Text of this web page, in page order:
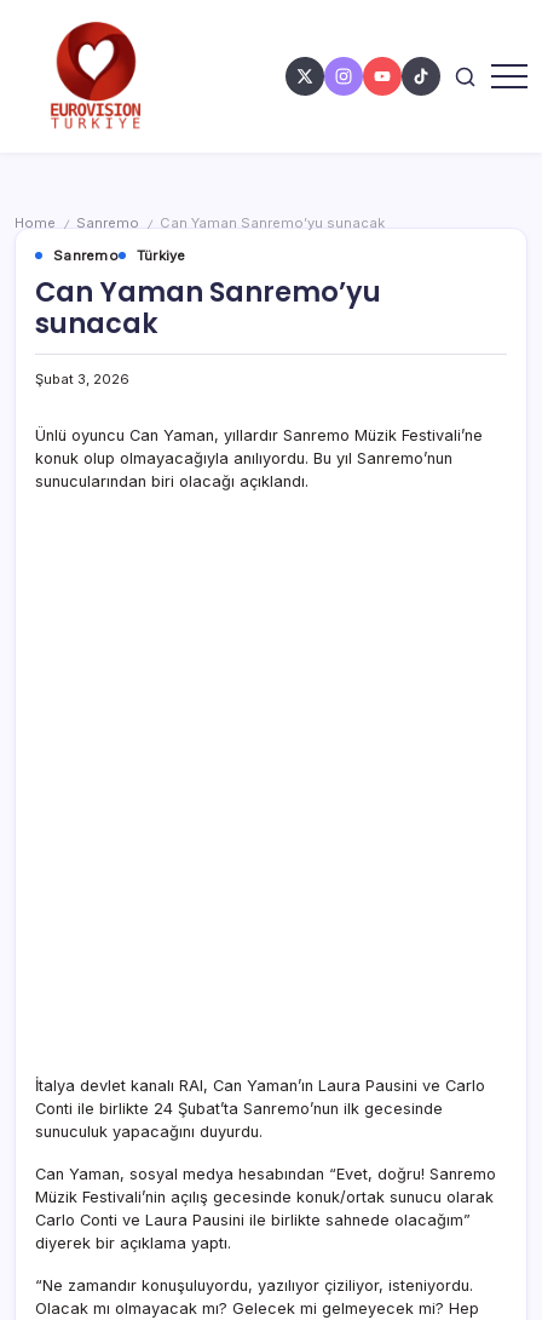
Home / Sanremo /
Can Yaman Sanremo’yu sunacak
Sanremo
Türkiye
Can Yaman Sanremo’yu
sunacak
Şubat 3, 2026
Ünlü oyuncu Can Yaman, yıllardır Sanremo Müzik Festivali’ne
konuk olup olmayacağıyla anılıyordu. Bu yıl Sanremo’nun
sunucularından biri olacağı açıklandı.
İtalya devlet kanalı RAI, Can Yaman’ın Laura Pausini ve Carlo
Conti ile birlikte 24 Şubat’ta Sanremo’nun ilk gecesinde
sunuculuk yapacağını duyurdu.
Can Yaman, sosyal medya hesabından “Evet, doğru! Sanremo
Müzik Festivali’nin açılış gecesinde konuk/ortak sunucu olarak
Carlo Conti ve Laura Pausini ile birlikte sahnede olacağım”
diyerek bir açıklama yaptı.
“Ne zamandır konuşuluyordu, yazılıyor çiziliyor, isteniyordu.
Olacak mı olmayacak mı? Gelecek mi gelmeyecek mi? Hep